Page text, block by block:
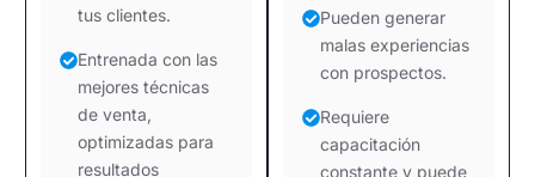
tus clientes.
Entrenada con las
mejores técnicas
de venta,
optimizadas para
resultados
Pueden generar
malas experiencias
con prospectos.
Requiere
capacitación
constante y puede